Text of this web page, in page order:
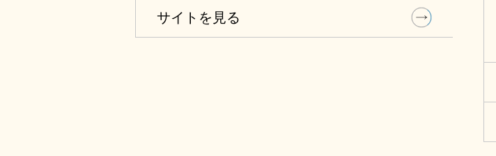
実際に「めぐり ふれ 感じる」フィールドワークが、
サイトを見る